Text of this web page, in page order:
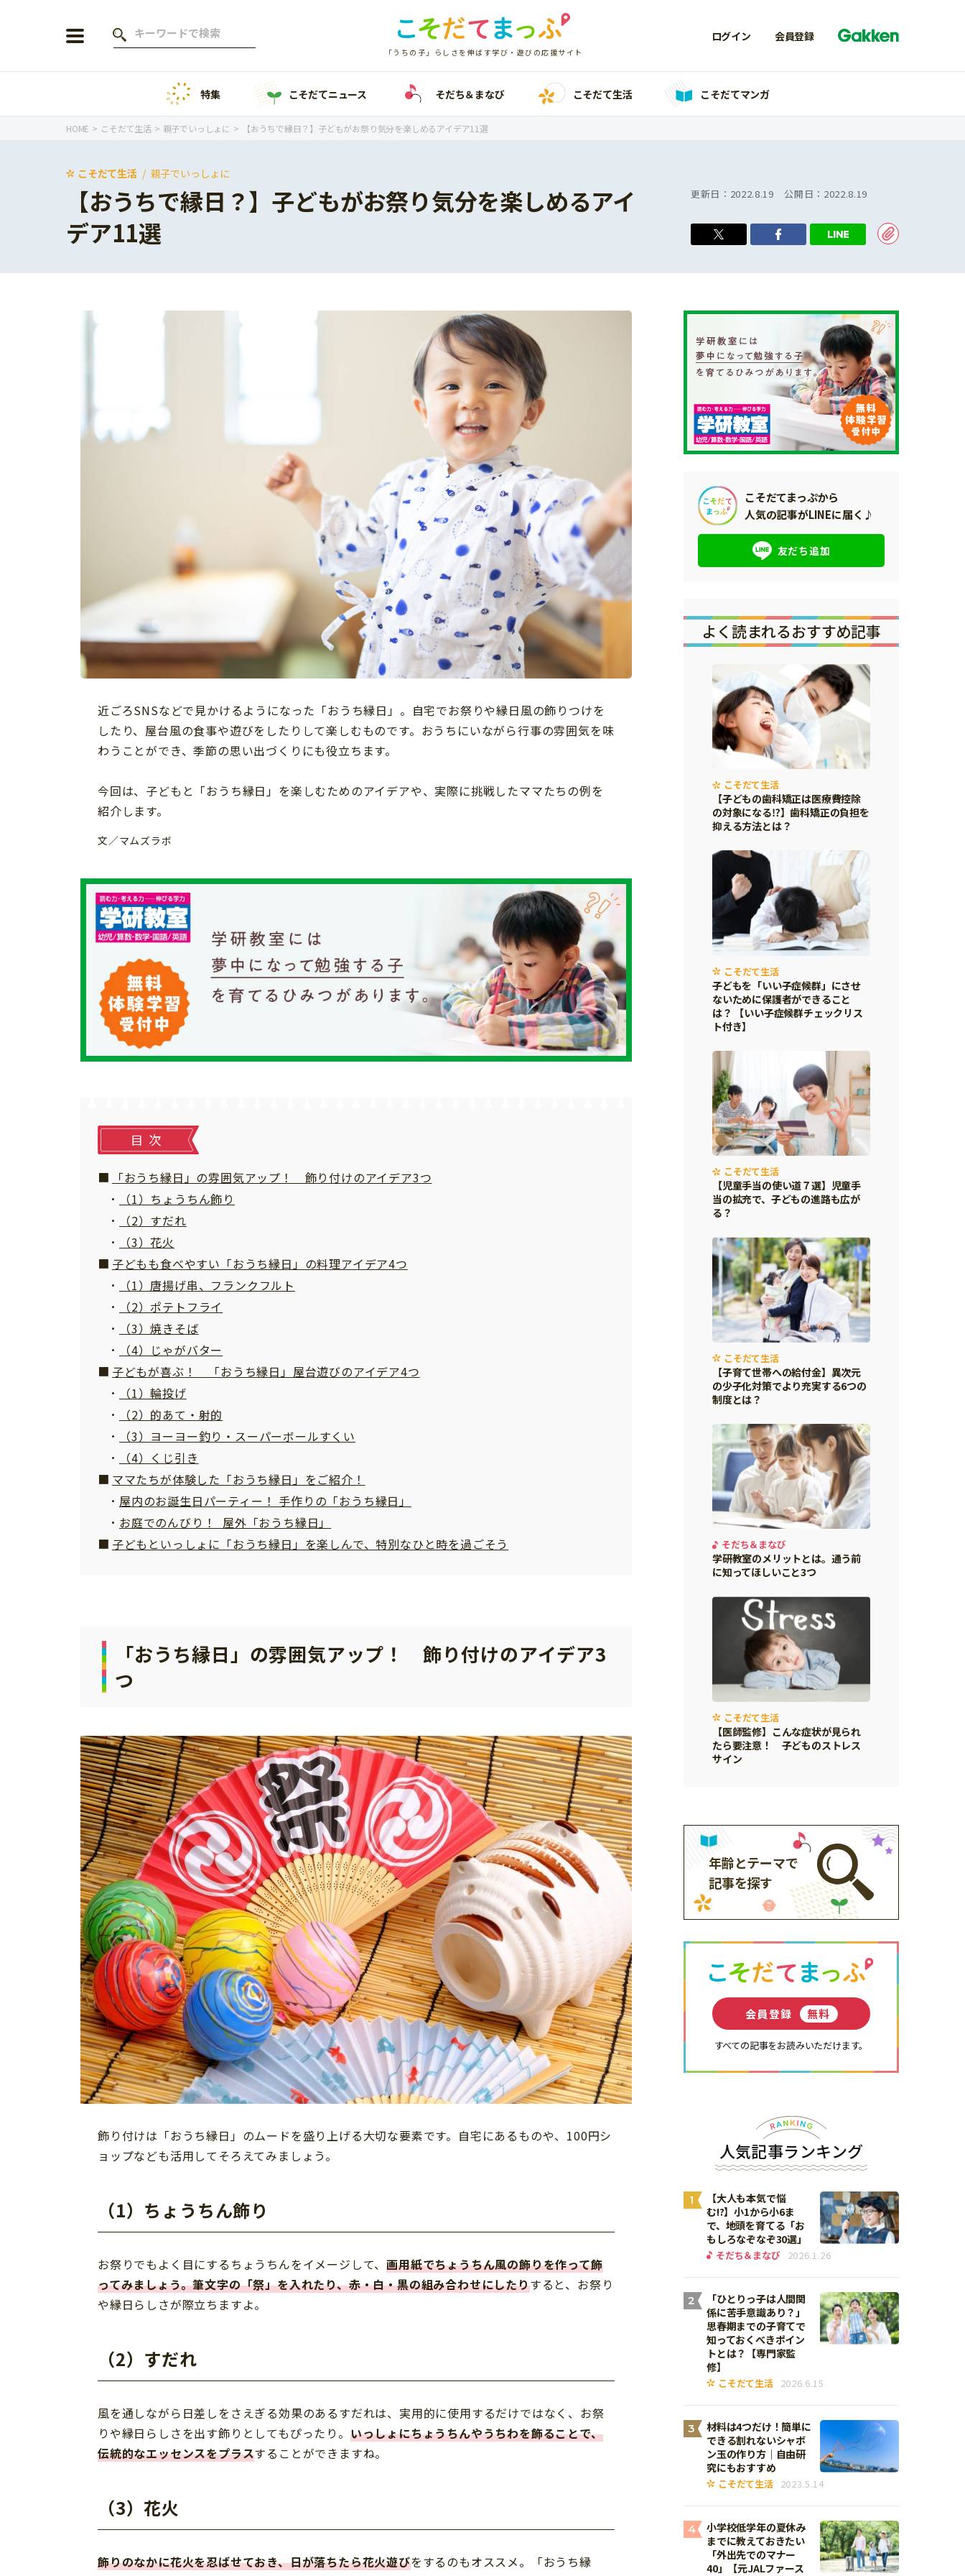
「うちの子」らしさを伸ばす学び・遊びの応援サイト
ログイン 会員登録
年齢から探す
小学1年生
小学2年生
そだち＆まなび
科学・プログラミング
運動・あそび・ゲーム
ファッション・美容
マネー
こそだてマンガ
「こそだてまっぷ」とは
サイトのご利⽤にあたって
特集 こそだてニュース そだち＆まなび こそだて生活 こそだてマンガ
HOME こそだて生活 親子でいっしょに 【おうちで縁日？】子どもがお祭り気分を楽しめるアイデア11選
こそだて生活 親子でいっしょに
【おうちで縁日？】子どもがお祭り気分を楽しめるアイ
デア11選
更新日： 2022.8.19 公開日： 2022.8.19
近ごろSNSなどで見かけるようになった「おうち縁日」。自宅でお祭りや縁日風の飾りつけを
したり、屋台風の食事や遊びをしたりして楽しむものです。おうちにいながら行事の雰囲気を味
わうことができ、季節の思い出づくりにも役立ちます。
今回は、子どもと「おうち縁日」を楽しむためのアイデアや、実際に挑戦したママたちの例を
紹介します。
文／マムズラボ
目次
「おうち縁日」の雰囲気アップ！ 飾り付けのアイデア3つ
（1）ちょうちん飾り
（2）すだれ
（3）花火
子どもも食べやすい「おうち縁日」の料理アイデア4つ
（1）唐揚げ串、フランクフルト
（2）ポテトフライ
（3）焼きそば
（4）じゃがバター
子どもが喜ぶ！ 「おうち縁日」屋台遊びのアイデア4つ
（1）輪投げ
（2）的あて・射的
（3）ヨーヨー釣り・スーパーボールすくい
（4）くじ引き
ママたちが体験した「おうち縁日」をご紹介！
屋内のお誕生日パーティー！ 手作りの「おうち縁日」
お庭でのんびり！ 屋外「おうち縁日」
子どもといっしょに「おうち縁日」を楽しんで、特別なひと時を過ごそう
「おうち縁日」の雰囲気アップ！ 飾り付けのアイデア3
つ
飾り付けは「おうち縁日」のムードを盛り上げる大切な要素です。自宅にあるものや、100円シ
ョップなども活用してそろえてみましょう。
（1）ちょうちん飾り
お祭りでもよく目にするちょうちんをイメージして、画用紙でちょうちん風の飾りを作って飾
ってみましょう。筆文字の「祭」を入れたり、赤・白・黒の組み合わせにしたりすると、お祭り
や縁日らしさが際立ちますよ。
（2）すだれ
風を通しながら日差しをさえぎる効果のあるすだれは、実用的に使用するだけではなく、お祭
りや縁日らしさを出す飾りとしてもぴったり。 いっしょにちょうちんやうちわを飾ることで、
伝統的なエッセンスをプラスすることができますね。
（3）花火
飾りのなかに花火を忍ばせておき、日が落ちたら花火遊びをするのもオススメ。「おうち縁
こそだてまっぷから
人気の記事がLINEに届く♪
友だち追加
よく読まれるおすすめ記事
こそだて生活
【子どもの歯科矯正は医療費控除
の対象になる⁉】歯科矯正の負担を
抑える方法とは？
こそだて生活
子どもを「いい子症候群」にさせ
ないために保護者ができること
は？ 【いい子症候群チェックリス
ト付き】
こそだて生活
【児童手当の使い道７選】児童手
当の拡充で、子どもの進路も広が
る？
こそだて生活
【子育て世帯への給付金】異次元
の少子化対策でより充実する6つの
制度とは？
そだち＆まなび
学研教室のメリットとは。通う前
に知ってほしいこと3つ
こそだて生活
【医師監修】こんな症状が見られ
たら要注意！ 子どものストレス
サイン
年齢とテーマで
記事を探す
会員登録 無料
すべての記事をお読みいただけます。
人気記事ランキング
1
【大人も本気で悩
む!?】小1から小6ま
で、地頭を育てる「お
もしろなぞなぞ30選」
そだち＆まなび 2026.1.26
2
「ひとりっ子は人間関
係に苦手意識あり？」
思春期までの子育てで
知っておくべきポイン
トとは？【専門家監
修】
こそだて生活 2026.6.15
3
材料は4つだけ！簡単に
できる割れないシャボ
ン玉の作り方｜自由研
究にもおすすめ
こそだて生活 2023.5.14
4
小学校低学年の夏休み
までに教えておきたい
「外出先でのマナー
40」【元JALファース